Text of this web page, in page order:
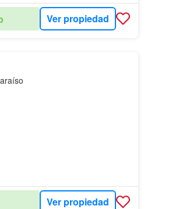
Ver propiedad
Ver propiedad